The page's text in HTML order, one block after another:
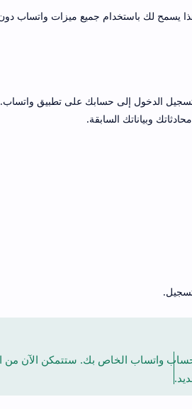
يسمح لك باستخدام جميع ميزات واتساب
الدخول إلى حسابك على تطبيق
وبياناتك السابقة.
واتساب الخاص بك. ستتمكن الآن من